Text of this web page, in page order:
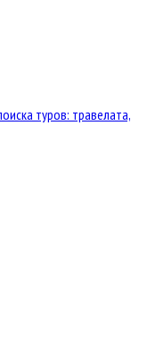
туров: травелата,